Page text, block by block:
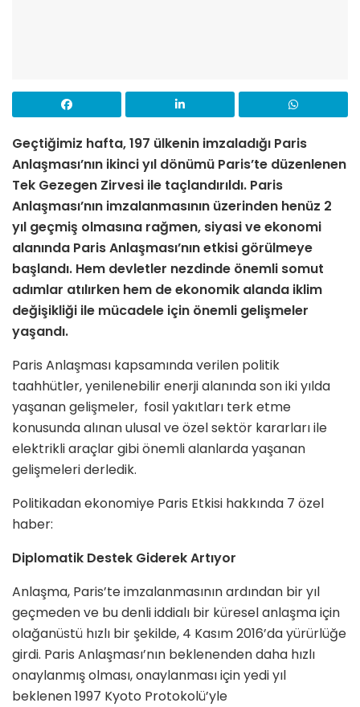
Geçtiğimiz hafta, 197 ülkenin imzaladığı Paris
Anlaşması’nın ikinci yıl dönümü Paris’te düzenlenen
Tek Gezegen Zirvesi ile taçlandırıldı. Paris
Anlaşması’nın imzalanmasının üzerinden henüz 2
yıl geçmiş olmasına rağmen, siyasi ve ekonomi
alanında Paris Anlaşması’nın etkisi görülmeye
başlandı. Hem devletler nezdinde önemli somut
adımlar atılırken hem de ekonomik alanda iklim
değişikliği ile mücadele için önemli gelişmeler
yaşandı.
Paris Anlaşması kapsamında verilen politik
taahhütler, yenilenebilir enerji alanında son iki yılda
yaşanan gelişmeler, fosil yakıtları terk etme
konusunda alınan ulusal ve özel sektör kararları ile
elektrikli araçlar gibi önemli alanlarda yaşanan
gelişmeleri derledik.
Politikadan ekonomiye Paris Etkisi hakkında 7 özel
haber:
Diplomatik Destek Giderek Artıyor
Anlaşma, Paris’te imzalanmasının ardından bir yıl
geçmeden ve bu denli iddialı bir küresel anlaşma için
olağanüstü hızlı bir şekilde, 4 Kasım 2016’da yürürlüğe
girdi. Paris Anlaşması’nın beklenenden daha hızlı
onaylanmış olması, onaylanması için yedi yıl
beklenen 1997 Kyoto Protokolü’yle